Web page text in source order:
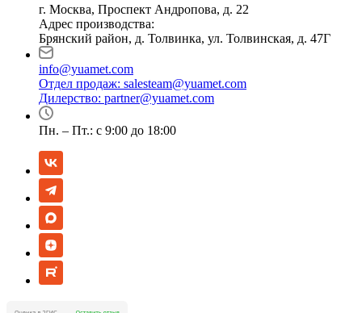
г. Москва, Проспект Андропова, д. 22
Адрес производства:
Брянский район, д. Толвинка, ул. Толвинская, д. 47Г
info@yuamet.com
Отдел продаж: salesteam@yuamet.com
Дилерство: partner@yuamet.com
Пн. – Пт.: с 9:00 до 18:00